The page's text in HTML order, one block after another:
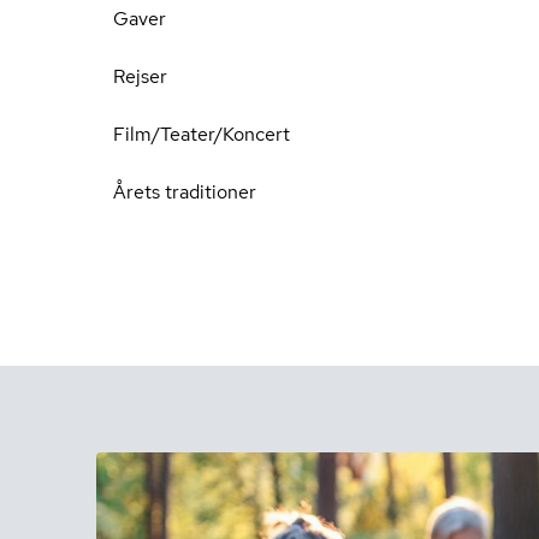
Gaver
Rejser
Film/Teater/Koncert
Årets traditioner